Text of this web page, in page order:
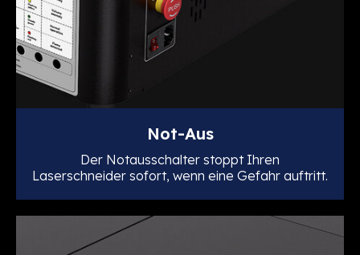
Not-Aus
Der Notausschalter stoppt Ihren
Laserschneider sofort, wenn eine Gefahr auftritt.